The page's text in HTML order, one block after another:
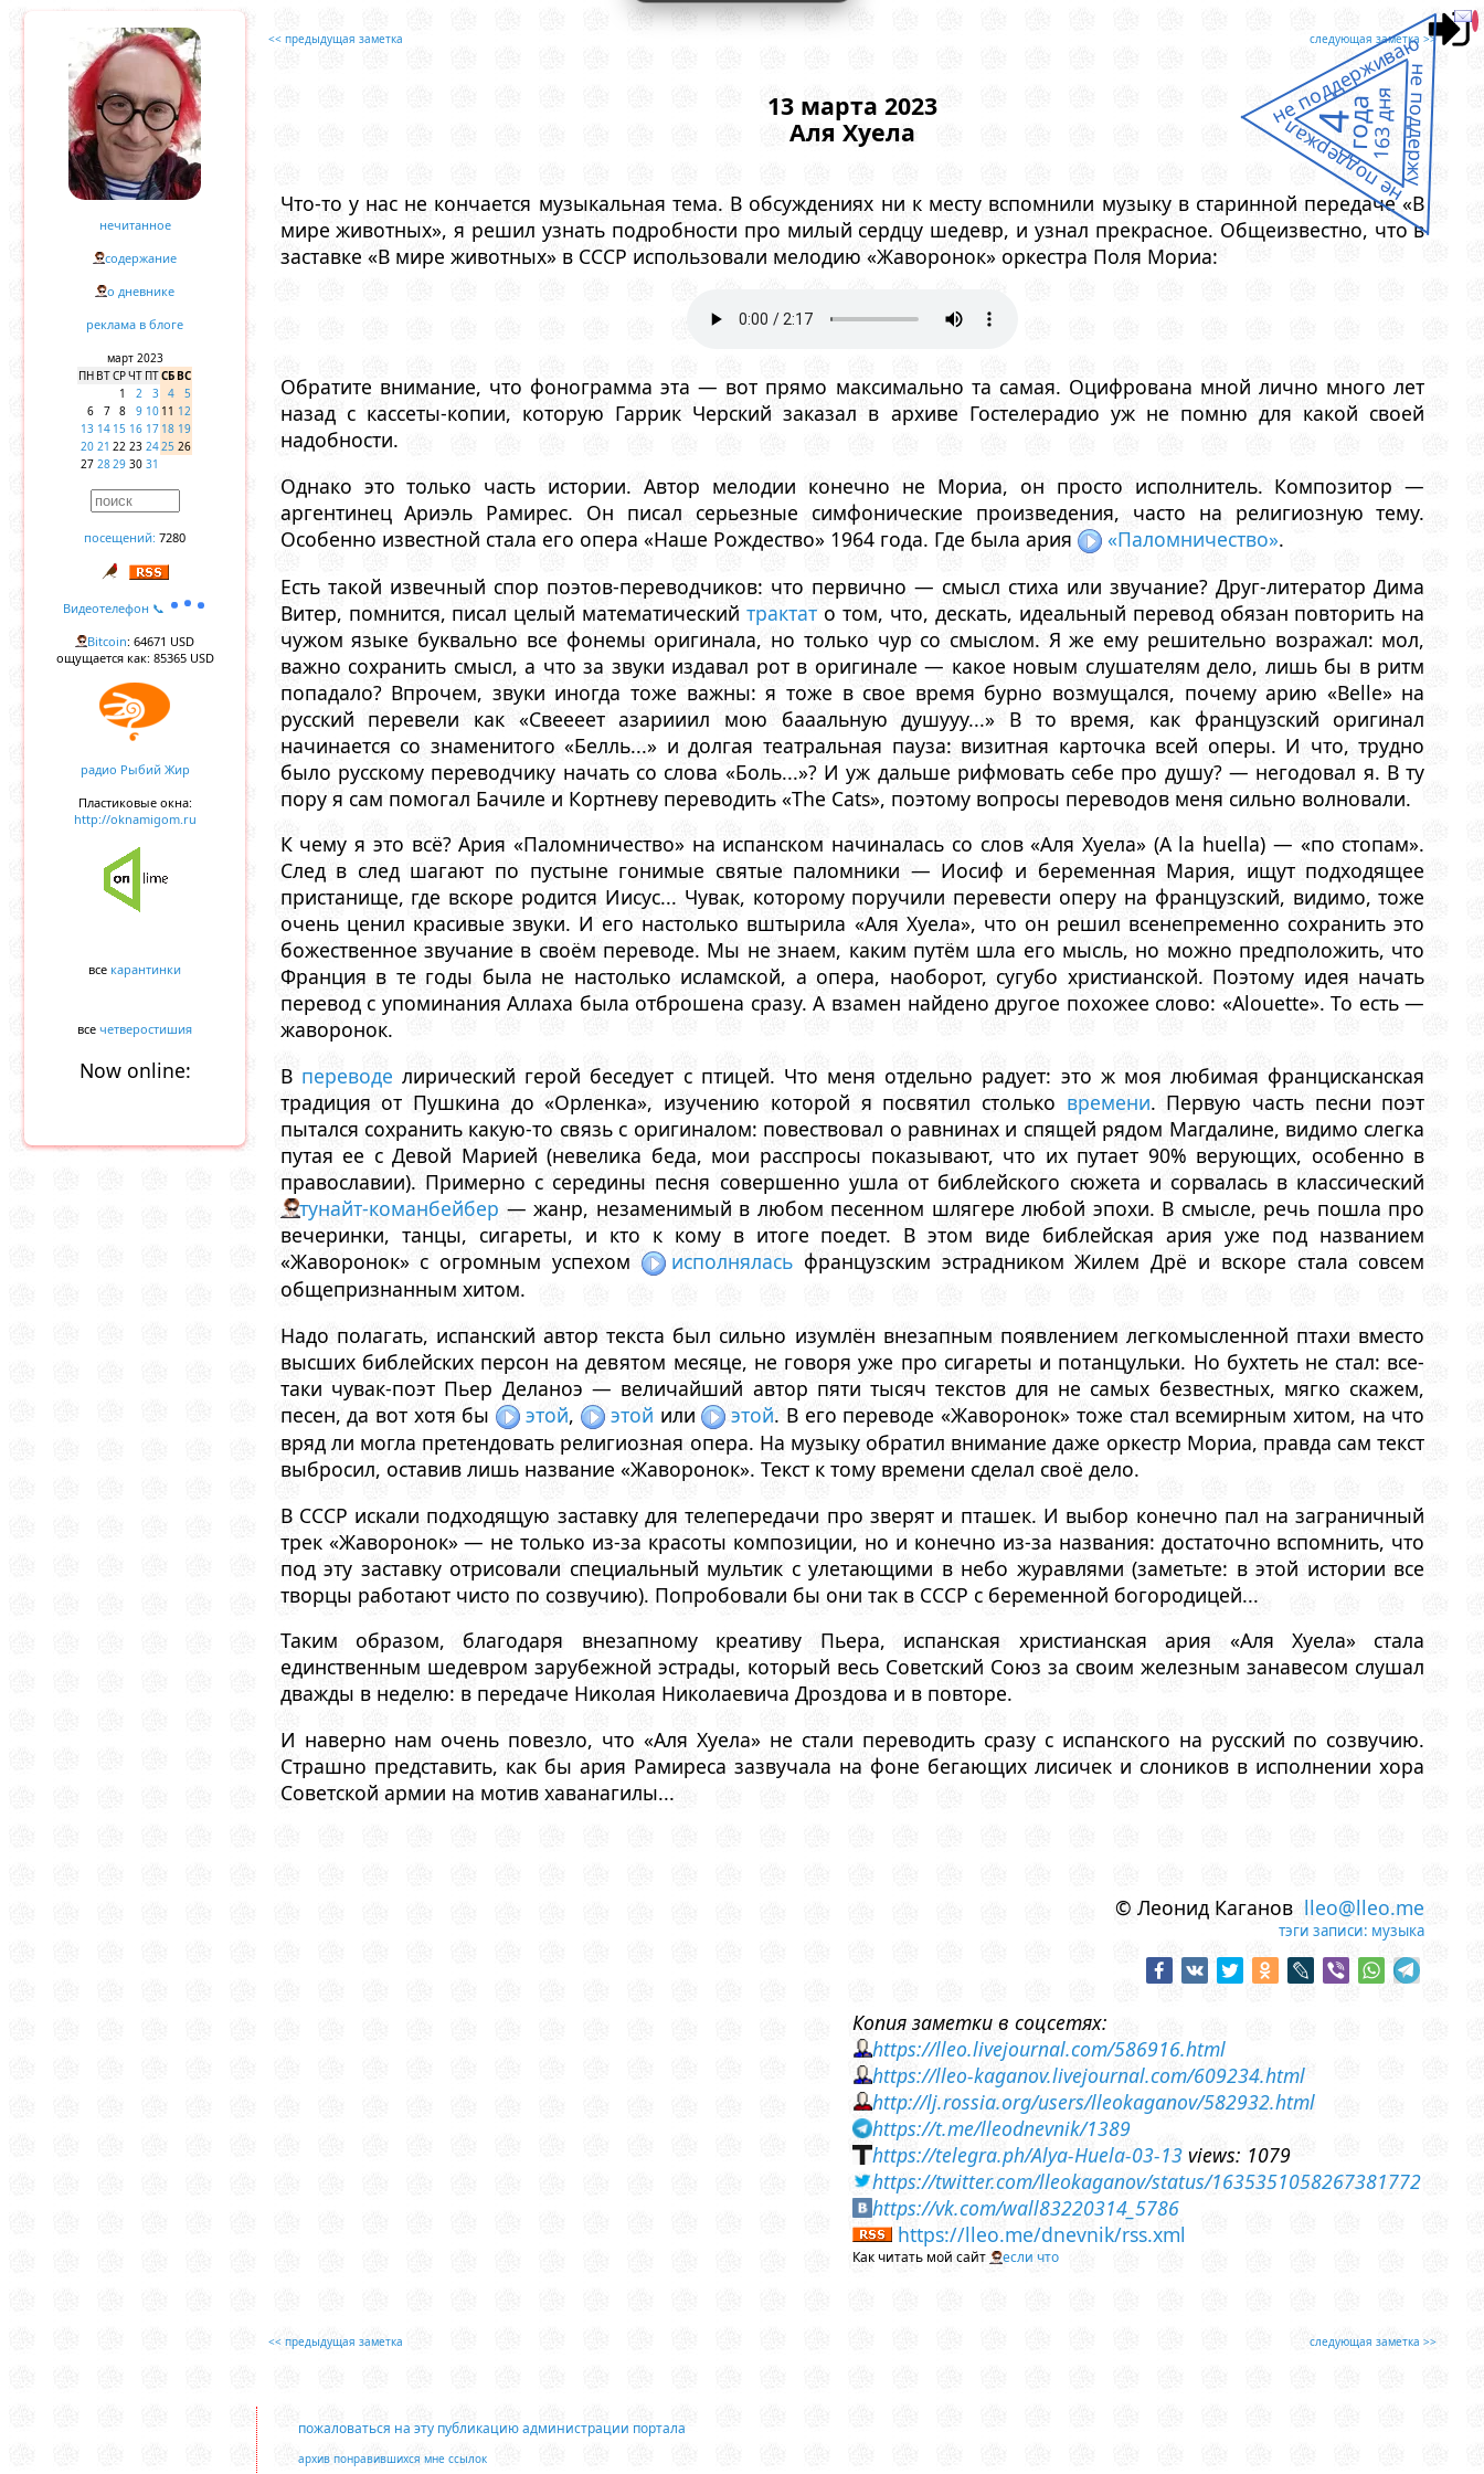
нечитанное
содержание
о дневнике
реклама в блоге
март 2023
ПН ВТСРЧТ ПТСБВС
1
2 3 4
5
6
7 8 9 10 11 12
13 14 15 16 17 18 19
20 21 22 23 2425 26
27 2829 30 31
посещений: 7280
Видеотелефон 📞
Bitcoin: 64671 USD
ощущается как: 85365 USD
радио Рыбий Жир
Пластиковые окна:
http://oknamigom.ru
все карантинки
все четверостишия
Now online:
<< предыдущая заметка следующая заметка >>
13 марта 2023
Аля Хуела
Что-то у нас не кончается музыкальная тема. В обсуждениях ни к месту вспомнили музыку в старинной передаче «В
мире животных», я решил узнать подробности про милый сердцу шедевр, и узнал прекрасное. Общеизвестно, что в
заставке «В мире животных» в СССР использовали мелодию «Жаворонок» оркестра Поля Мориа:
Обратите внимание, что фонограмма эта — вот прямо максимально та самая. Оцифрована мной лично много лет
назад с кассеты-копии, которую Гаррик Черский заказал в архиве Гостелерадио уж не помню для какой своей
надобности.
Однако это только часть истории. Автор мелодии конечно не Мориа, он просто исполнитель. Композитор —
аргентинец Ариэль Рамирес. Он писал серьезные симфонические произведения, часто на религиозную тему.
Особенно известной стала его опера «Наше Рождество» 1964 года. Где была ария
«Паломничество».
Есть такой извечный спор поэтов-переводчиков: что первично — смысл стиха или звучание? Друг-литератор Дима
Витер, помнится, писал целый математическийтрактат о том, что, дескать, идеальный перевод обязан повторить на
чужом языке буквально все фонемы оригинала, но только чур со смыслом. Я же ему решительно возражал: мол,
важно сохранить смысл, а что за звуки издавал рот в оригинале — какое новым слушателям дело, лишь бы в ритм
попадало? Впрочем, звуки иногда тоже важны: я тоже в свое время бурно возмущался, почему арию «Belle» на
русский перевели как «Свеееет азарииил мою бааальную душууу...» В то время, как французский оригинал
начинается со знаменитого «Белль...» и долгая театральная пауза: визитная карточка всей оперы. И что, трудно
было русскому переводчику начать со слова «Боль...»? И уж дальше рифмовать себе про душу? — негодовал я. В ту
пору я сам помогал Бачиле и Кортневу переводить «The Cats», поэтому вопросы переводов меня сильно волновали.
К чему я это всё? Ария «Паломничество» на испанском начиналась со слов «Аля Хуела» (A la huella) — «по стопам».
След в след шагают по пустыне гонимые святые паломники — Иосиф и беременная Мария, ищут подходящее
пристанище, где вскоре родится Иисус... Чувак, которому поручили перевести оперу на французский, видимо, тоже
очень ценил красивые звуки. И его настолько вштырила «Аля Хуела», что он решил всенепременно сохранить это
божественное звучание в своём переводе. Мы не знаем, каким путём шла его мысль, но можно предположить, что
Франция в те годы была не настолько исламской, а опера, наоборот, сугубо христианской. Поэтому идея начать
перевод с упоминания Аллаха была отброшена сразу. А взамен найдено другое похожее слово: «Alouette». То есть —
жаворонок.
В переводе лирический герой беседует с птицей. Что меня отдельно радует: это ж моя любимая францисканская
традиция от Пушкина до «Орленка», изучению которой я посвятил столько времени. Первую часть песни поэт
пытался сохранить какую-то связь с оригиналом: повествовал о равнинах и спящей рядом Магдалине, видимо слегка
путая ее с Девой Марией (невелика беда, мои расспросы показывают, что их путает 90% верующих, особенно в
православии). Примерно с середины песня совершенно ушла от библейского сюжета и сорвалась в классический
тунайт-команбейбер — жанр, незаменимый в любом песенном шлягере любой эпохи. В смысле, речь пошла про
вечеринки, танцы, сигареты, и кто к кому в итоге поедет. В этом виде библейская ария уже под названием
«Жаворонок» с огромным успехом
исполняласьфранцузским эстрадником Жилем Дрё и вскоре стала совсем
общепризнанным хитом.
Надо полагать, испанский автор текста был сильно изумлён внезапным появлением легкомысленной птахи вместо
высших библейских персон на девятом месяце, не говоря уже про сигареты и потанцульки. Но бухтеть не стал: все-
таки чувак-поэт Пьер Деланоэ — величайший автор пяти тысяч текстов для не самых безвестных, мягко скажем,
песен, да вот хотя бы
этой, этой или этой. В его переводе «Жаворонок» тоже стал всемирным хитом, на что
вряд ли могла претендовать религиозная опера. На музыку обратил внимание даже оркестр Мориа, правда сам текст
выбросил, оставив лишь название «Жаворонок». Текст к тому времени сделал своё дело.
В СССР искали подходящую заставку для телепередачи про зверят и пташек. И выбор конечно пал на заграничный
трек «Жаворонок» — не только из-за красоты композиции, но и конечно из-за названия: достаточно вспомнить, что
под эту заставку отрисовали специальный мультик с улетающими в небо журавлями (заметьте: в этой истории все
творцы работают чисто по созвучию). Попробовали бы они так в СССР с беременной богородицей...
Таким образом, благодаря внезапному креативу Пьера, испанская христианская ария «Аля Хуела» стала
единственным шедевром зарубежной эстрады, который весь Советский Союз за своим железным занавесом слушал
дважды в неделю: в передаче Николая Николаевича Дроздова и в повторе.
И наверно нам очень повезло, что «Аля Хуела» не стали переводить сразу с испанского на русский по созвучию.
Страшно представить, как бы ария Рамиреса зазвучала на фоне бегающих лисичек и слоников в исполнении хора
Советской армии на мотив хаванагилы...
© Леонид Каганов lleo@lleo.me
тэги записи: музыка
Копия заметки в соцсетях:
https://lleo.livejournal.com/586916.html
https://lleo-kaganov.livejournal.com/609234.html
http://lj.rossia.org/users/lleokaganov/582932.html
https://t.me/lleodnevnik/1389
https://telegra.ph/Alya-Huela-03-13 views: 1079
https://twitter.com/lleokaganov/status/1635351058267381772
https://vk.com/wall83220314_5786
https://lleo.me/dnevnik/rss.xml
Как читать мой сайт если что
<< предыдущая заметка следующая заметка >>
пожаловаться на эту публикацию администрации портала
архив понравившихся мне ссылок
не поддержал
не поддерживаю
не поддержу
4
года163 дня